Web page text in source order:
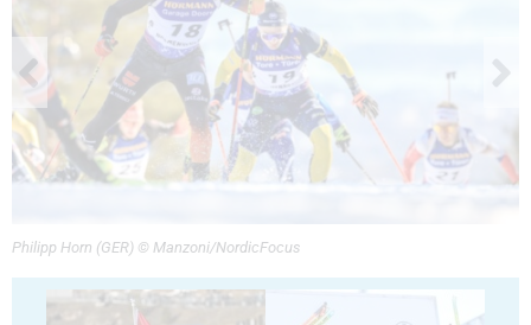
Philipp Horn (GER) © Manzoni/NordicFocus